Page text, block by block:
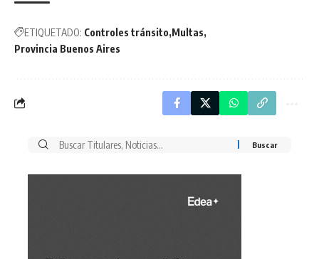
ETIQUETADO: Controles tránsito Multas
Provincia Buenos Aires
Buscar